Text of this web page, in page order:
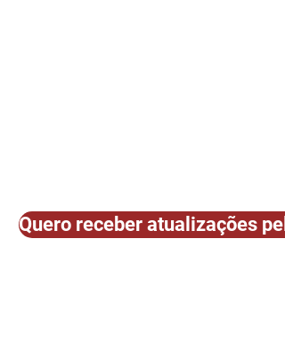
Quero receber atualizações